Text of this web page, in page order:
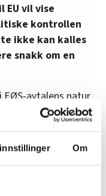
Om
vil vise
kontrollen
ikke kan kalles
snakk om en
avtalens natur
og
første dag i
som
Men det er